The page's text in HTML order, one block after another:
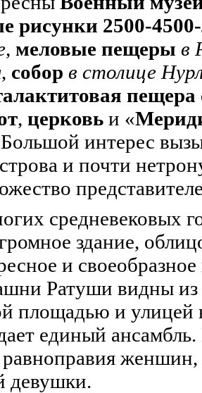
рисунки 2500-4500-
, меловые пещеры в
, собор в столице
пещера
, церковь и «
интерес
и почти
средневековых
здание,
и
Ратуши видны из
площадью и улицей
единый
женшин,
девушки.